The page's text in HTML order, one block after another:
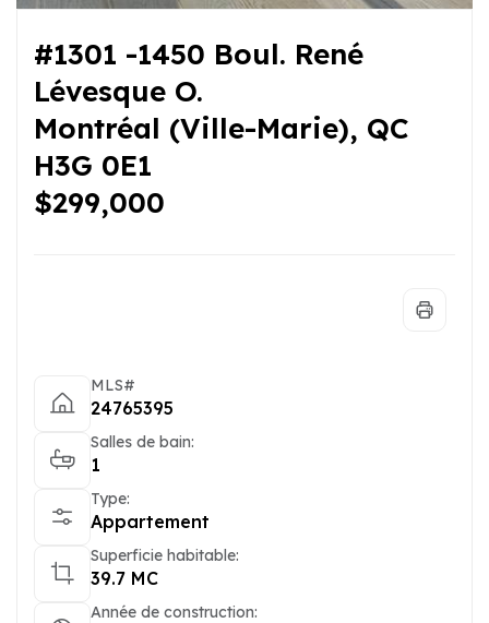
#1301 -1450 Boul. René
Lévesque O.
Montréal (Ville-Marie), QC
H3G 0E1
$299,000
MLS#
24765395
Salles de bain:
1
Type:
Appartement
Superficie habitable:
39.7 MC
Année de construction: